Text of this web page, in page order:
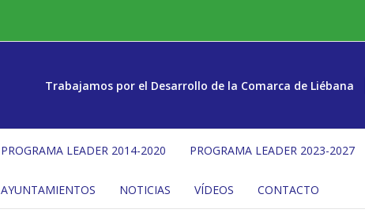
Trabajamos por el Desarrollo de la Comarca de Liébana
PROGRAMA LEADER 2014-2020 PROGRAMA LEADER 2023-2027
AYUNTAMIENTOS NOTICIAS VÍDEOS CONTACTO